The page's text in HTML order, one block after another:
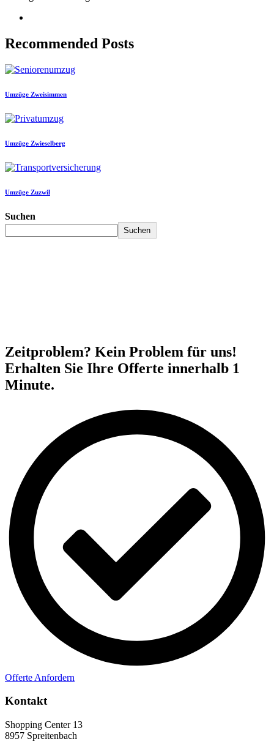
Recommended Posts
Umzüge Zweisimmen
Umzüge Zwieselberg
Umzüge Zuzwil
Suchen
Suchen
Zeitproblem? Kein Problem für uns!
Erhalten Sie Ihre Offerte innerhalb 1
Minute.
Offerte Anfordern
Kontakt
Shopping Center 13
8957 Spreitenbach